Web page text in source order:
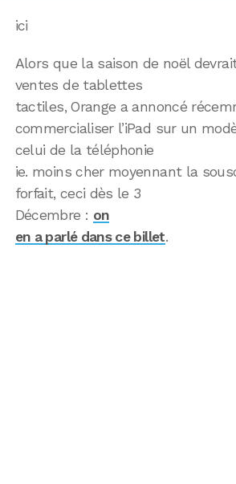
ici
Alors que la saison de noël
ventes de tablettes
tactiles, Orange a annoncé
commercialiser l’iPad sur un
celui de la téléphonie
ie. moins cher moyennant la
forfait, ceci dès le 3
Décembre : on
en a parlé dans ce billet.